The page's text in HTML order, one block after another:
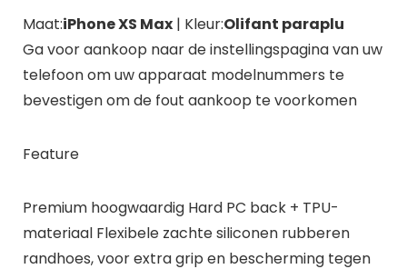
Maat:iPhone XS Max| Kleur:Olifant paraplu
Ga voor aankoop naar de instellingspagina van uw
telefoon om uw apparaat modelnummers te
bevestigen om de fout aankoop te voorkomen
Feature
Premium hoogwaardig Hard PC back + TPU-
materiaal Flexibele zachte siliconen rubberen
randhoes, voor extra grip en bescherming tegen